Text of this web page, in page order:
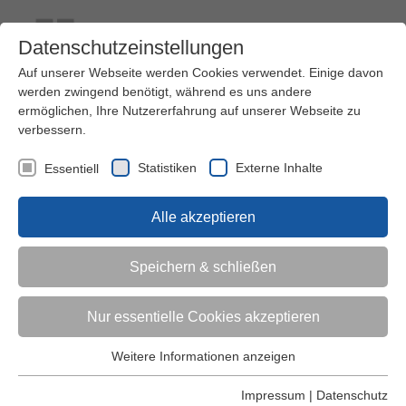
Kontakt Ihre Meinung ist uns wichtig!
Kinder (0-6)
Grundschulkinder
Jugendliche
Datenschutzeinstellungen
Auf unserer Webseite werden Cookies verwendet. Einige davon
werden zwingend benötigt, während es uns andere
ermöglichen, Ihre Nutzererfahrung auf unserer Webseite zu
verbessern.
Essentiell Statistiken Externe Inhalte
Alle akzeptieren
Speichern & schließen
Nur essentielle Cookies akzeptieren
Essentielle Cookies werden für grundlegende Funktionen der
Weitere Informationen anzeigen
Impressum | Datenschutz